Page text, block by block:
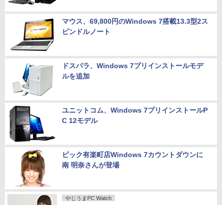
マウス、69,800円のWindows 7搭載13.3型2ス
ピンドルノート
ドスパラ、Windows 7プリインストールモデ
ルを追加
ユニットコム、Windows 7プリインストールP
C 12モデル
ビック有楽町店Windows 7カウントダウンに
南 明奈さんが登場
やじうまPC Watch